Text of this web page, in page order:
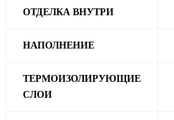
ОТДЕЛКА ВНУТРИ
НАПОЛНЕНИЕ
ТЕРМОИЗОЛИРУЮЩИЕ
СЛОИ